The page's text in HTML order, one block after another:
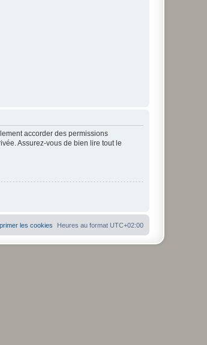
accorder des permissions
Assurez-vous de bien lire tout le
Heures au format UTC+02:00
les cookies